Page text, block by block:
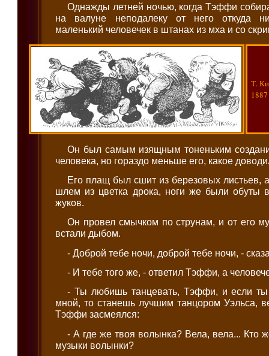
Однажды летней ночью, когда Тэффи
на валуне неподалеку от него откуда
маленький человечек в штанах из мха и со
Т.
1887
Он был самым изящным тоненьким
человека, но гораздо меньше его, какое
Его плащ был сшит из березовых листьев,
шлем из цветка дрока, ноги же были обуты
жуков.
Он провел смычком по струнам, и от его
встали дыбом.
- Доброй тебе ночи, доброй тебе ночи, -
- И тебе того же, - ответил Тэффи, а
- Ты любишь танцевать, Тэффи, и если ты
мной, то станешь лучшим танцором Уэльса,
Тэффи засмеялся:
- А где же твоя волынка? Вела, вела... Кто
музыки волынки?